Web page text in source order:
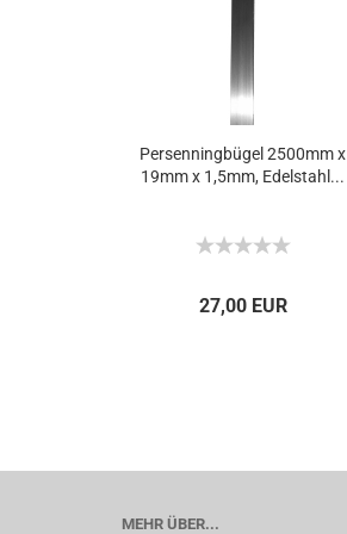
Persenningbügel 2500mm x
19mm x 1,5mm, Edelstahl...
27,00 EUR
MEHR ÜBER...